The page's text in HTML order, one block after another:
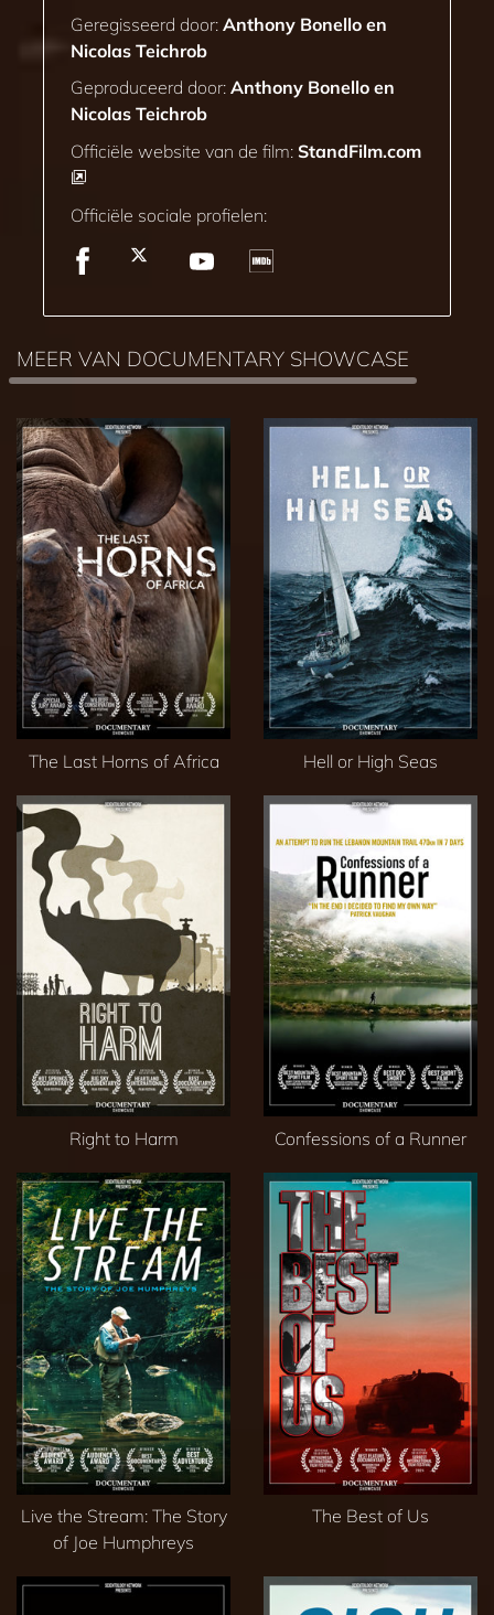
Geregisseerd door: Anthony Bonello en
Nicolas Teichrob
Geproduceerd door: Anthony Bonello en
Nicolas Teichrob
Officiële website van de film: StandFilm.com
Officiële sociale profielen:
MEER VAN DOCUMENTARY SHOWCASE
The Last Horns of Africa Hell or High Seas
Right to Harm Confessions of a Runner
Live the Stream: The Story
of Joe Humphreys
The Best of Us